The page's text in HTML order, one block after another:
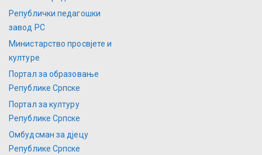
Републички педагошки
завод РС
Министарство просвјете и
културе
Портал за образовање
Републике Српске
Портал за културу
Републике Српске
Омбудсман за дјецу
Републике Српске